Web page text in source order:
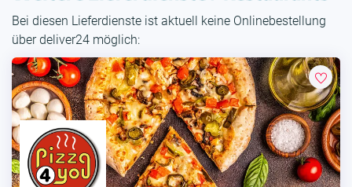
Bei diesen Lieferdienste ist aktuell keine Onlinebestellung
über deliver24 möglich: